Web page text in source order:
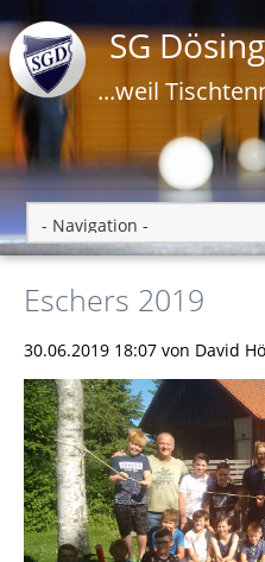
SG
...weil
Eschers 2019
30.06.2019 18:07 von David